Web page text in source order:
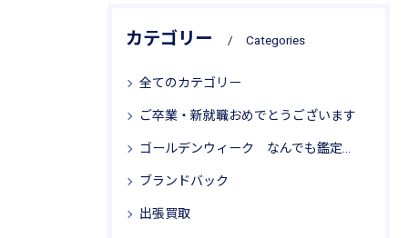
カテゴリー Categories
全てのカテゴリー
ご卒業・新就職おめでとうございます
ゴールデンウィーク なんでも鑑定局 リサイクル思考
ブランドバック
出張買取